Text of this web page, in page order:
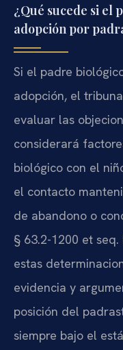
¿Qué sucede si el
adopción por
Si el padre
adopción, el
evaluar las
considerará
biológico con el
el contacto
de abandono o
§ 63.2-1200 et
estas
evidencia y
posición del
siempre bajo el